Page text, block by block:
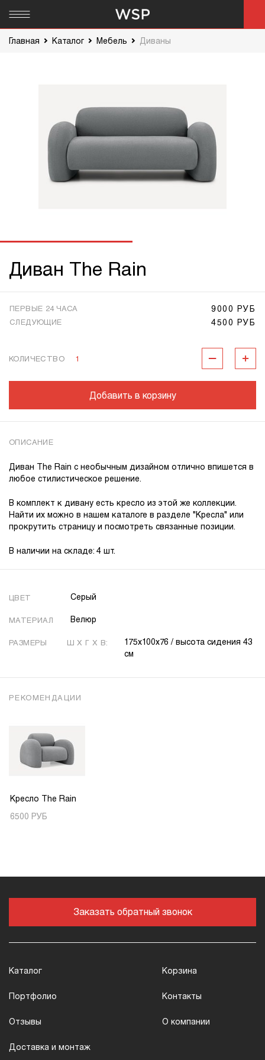
Главная Каталог Мебель Диваны
Диван The Rain
ПЕРВЫЕ 24 ЧАСА 9000 РУБ
СЛЕДУЮЩИЕ 4500 РУБ
КОЛИЧЕСТВО 1
Добавить в корзину
ОПИСАНИЕ
Диван The Rain с необычным дизайном отлично впишется в
любое стилистическое решение.
В комплект к дивану есть кресло из этой же коллекции.
Найти их можно в нашем каталоге в разделе "Кресла" или
прокрутить страницу и посмотреть связанные позиции.
В наличии на складе: 4 шт.
ЦВЕТ Серый
МАТЕРИАЛ Велюр
РАЗМЕРЫ Ш X Г X В:
175х100х76 / высота сидения 43
см
РЕКОМЕНДАЦИИ
Кресло The Rain
6500 РУБ
Заказать обратный звонок
Каталог Корзина
Портфолио Контакты
Отзывы О компании
Доставка и монтаж